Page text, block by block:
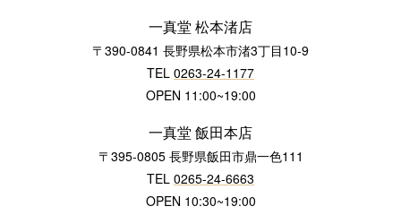
一真堂 松本渚店
〒390-0841 長野県松本市渚3丁目10-9
TEL 0263-24-1177
OPEN 11:00~19:00
一真堂 飯田本店
〒395-0805 長野県飯田市鼎一色111
TEL 0265-24-6663
OPEN 10:30~19:00